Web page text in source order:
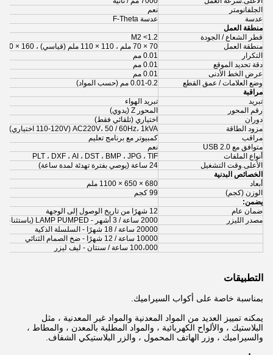
الجلفانومتر
نعم
عدسة
عدسة F-Theta
منطقة العمل
قطر الشعاع / الجودة
M2 <1.2
منطقة العمل
70 × 70 ملم ، 110 × 110 ملم (قياسي) ، 160 × 160 ملم ، 250 × 250 ملم
التكرار
0.01 مم
دقة تحديد الموقع
0.01 مم
عرض الخط الأدنى
0.01 مم
وضع العلامات / عمق القطع
0.01-0.2 مم (حسب المواد)
مراقبة
تبريد
تبريد الهواء
رقم المحور
المحور Z (يدوي)
دوران
اختياري (تلقائي فقط)
مزود الطاقة
AC220V، 50 / 60Hz، 1kVA (110-120V اختياري)
مراقب
كمبيوتر مع برنامج تعليم
متوافق مع USB 2.0
نعم
أنواع الملفات
PLT ، DXF ، AI ، DST ، BMP ، JPG ، TIF
الأعلى.وقت التشغيل
24 ساعة (يوصي بفترة تهدئة لمدة ساعة)
الخصائص البدنية
أبعاد
680 × 650 × 1100 ملم
الوزن (كجم)
99 كجم
يضمن:
ضمان عام
12 شهرًا من تاريخ الوصول إلى الوجهة
مصدر الليزر
2000 ساعة / 3 أشهر - LAMP PUMPED (باستثناء السلسلة الذكية)
20000 ساعة / 18 شهرًا - السلسلة الذكية
10000 ساعة / 12 شهرًا - ضخ الصمام الثنائي
100،000 ساعة / سنتان - ليف ليزر
التطبيقات
بمناسبة خاصة على أكواب السيراميك.
يمكنه تمييز العديد من المواد المعدنية والمواد غير المعدنية ، مثل
البلاستيك ، والألواح الكهربائية ، والمواد المطلية بالمعدن ، والمطاط ،
والسيراميك ، وزر الهاتف المحمول ، والزر البلاستيكي الشفاف.